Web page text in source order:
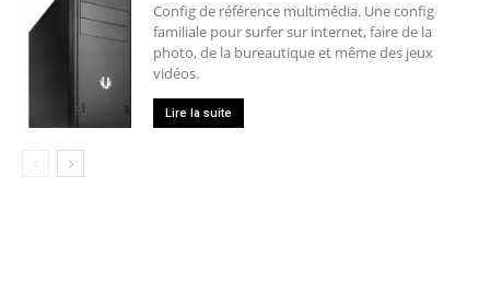
Config de référence multimédia. Une config
familiale pour surfer sur internet, faire de la
photo, de la bureautique et même des jeux
vidéos.
Lire la suite